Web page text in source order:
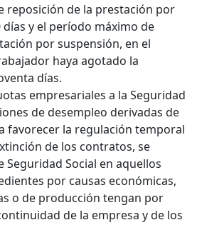
reposición de la prestación por
y el período máximo de
por suspensión, en el
haya agotado la
días.
empresariales a la Seguridad
de desempleo derivadas de
favorecer la regulación temporal
de los contratos, se
Seguridad Social en aquellos
por causas económicas,
o de producción tengan por
de la empresa y de los